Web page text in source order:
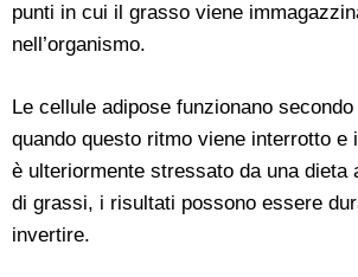
punti in cui il grasso viene
nell’organismo.
Le cellule adipose funzionano
quando questo ritmo viene interrotto e
è ulteriormente stressato da una dieta
di grassi, i risultati possono essere
invertire.